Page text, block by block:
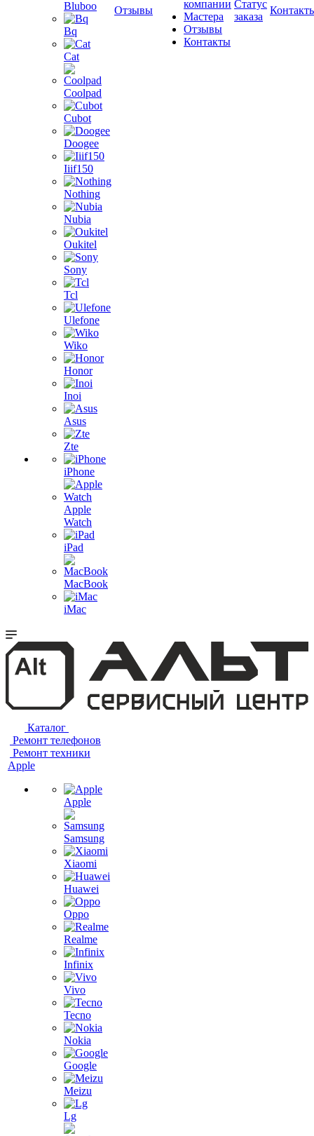
Bluboo
Bq
Cat
Coolpad
Cubot
Doogee
Iiif150
Nothing
Nubia
Oukitel
Sony
Tcl
Ulefone
Wiko
Honor
Inoi
Asus
Zte
iPhone
Apple
Watch
iPad
MacBook
iMac
Отзывы
компании
Мастера
Отзывы
Контакты
Статус
заказа
Каталог
Ремонт телефонов
Ремонт техники
Apple
Apple
Samsung
Xiaomi
Huawei
Oppo
Realme
Infinix
Vivo
Tecno
Nokia
Google
Meizu
Lg